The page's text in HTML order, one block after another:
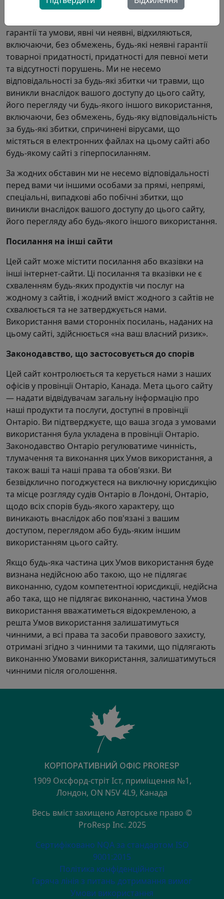
мети вмісту цього сайту. Контент з цього сайту або
гарантії та умови, явні чи неявні, відхиляються,
включаючи, без обмежень, будь-які неявні гарантії
товарної придатності, придатності для певної мети
та відсутності порушень. Ми не несемо
відповідальності за будь-які збитки чи травми, що
виникли внаслідок вашого доступу до цього сайту,
його перегляду чи будь-якого іншого використання,
включаючи, без обмежень, будь-яку відповідальність
за будь-які збитки, спричинені вірусами, що
містяться в електронних файлах на цьому сайті або
будь-якому сайті з гіперпосиланням.
За жодних обставин ми не несемо відповідальності
перед вами чи іншими особами за прямі, непрямі,
спеціальні, випадкові або побічні збитки, що
виникли внаслідок вашого доступу до цього сайту,
його перегляду або будь-якого іншого використання.
Посилання на інші сайти
Цей сайт може містити посилання або вказівки на
інші інтернет-сайти. Ці посилання та вказівки не є
схваленням будь-яких продуктів чи послуг на
жодному з сайтів, і жодний вміст жодного з сайтів не
схвалюється та не затверджується нами.
Використання вами сторонніх посилань, наданих на
цьому сайті, здійснюється «на ваш власний ризик».
Законодавство, що застосовується до спорів
Цей сайт контролюється та керується нами з наших
офісів у провінції Онтаріо, Канада. Мета цього сайту
— надати відвідувачам загальну інформацію про
наші продукти та послуги, доступні в провінції
Онтаріо. Ви підтверджуєте, що ваша згода з умовами
використання була укладена в провінції Онтаріо.
Законодавство Онтаріо регулюватиме чинність,
тлумачення та виконання цих Умов використання, а
також ваші та наші права та обов'язки. Ви
безвідклично погоджуєтеся на виключну юрисдикцію
та місце розгляду судів Онтаріо в Лондоні, Онтаріо,
щодо всіх спорів будь-якого характеру, що
виникають внаслідок або пов'язані з вашим
доступом, переглядом або будь-яким іншим
використанням цього сайту.
Якщо будь-яка частина цих Умов використання буде
визнана недійсною або такою, що не підлягає
виконанню, судом компетентної юрисдикції, недійсна
або така, що не підлягає виконанню, частина Умов
використання вважатиметься відокремленою, а
решта Умов використання залишатимуться
чинними, а всі права та засоби правового захисту,
отримані згідно з чинними та такими, що підлягають
виконанню Умовами використання, залишатимуться
чинними після оголошення.
КОРПОРАТИВНИЙ ОФІС PRORESP
1909 Оксфорд-стріт Іст, приміщення №1,
Лондон, ON N5V 4L9, Канада
Весь вміст захищено Авторське право ©
ProResp Inc. 2025
SECONDARY MENU
Сертифіковано NQA за стандартом ISO
9001:2015
Політика конфіденційності
Гаряча лінія з питань дотримання вимог
Умови використання